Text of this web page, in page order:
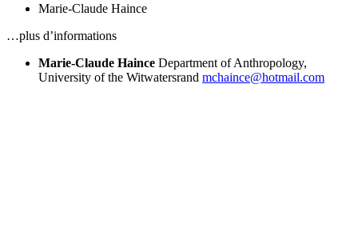
Marie-Claude Haince
…plus d’informations
Marie-Claude Haince Department of Anthropology,
University of the Witwatersrand mchaince@hotmail.com